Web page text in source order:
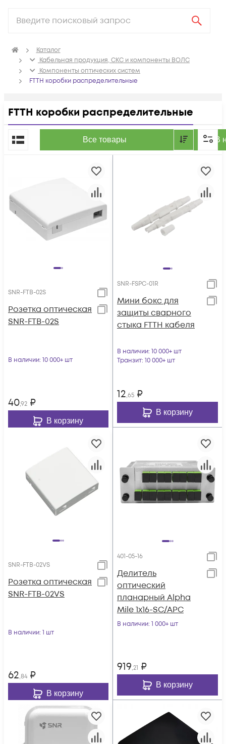
Каталог
Кабельная продукция, СКС и компоненты ВОЛС
Компоненты оптических систем
FTTH коробки распределительные
FTTH коробки распределительные
Все товары В
По популярности
SNR-FTB-02S
Розетка оптическая
SNR-FTB-02S
В наличии: 10 000+ шт
40,92 ₽
В корзину
SNR-FSPC-01R
Мини бокс для
защиты сварного
стыка FTTH кабеля
В наличии: 10 000+ шт
Транзит: 10 000+ шт
12,65 ₽
В корзину
SNR-FTB-02VS
Розетка оптическая
SNR-FTB-02VS
В наличии: 1 шт
62,84 ₽
В корзину
401-05-16
Делитель
оптический
планарный Alpha
Mile 1x16-SC/APC
В наличии: 1 000+ шт
919,21 ₽
В корзину